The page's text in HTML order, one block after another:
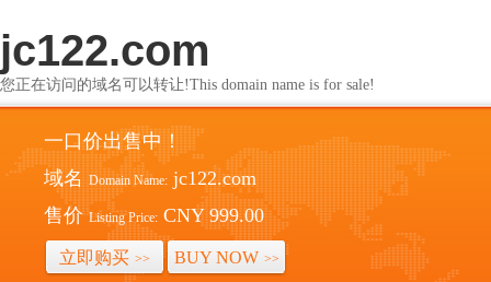
jc122.com
您正在访问的域名可以转让!This domain name is for sale!
一口价出售中！
域名 Domain Name: jc122.com
售价 Listing Price: CNY 999.00
立即购买 >> BUY NOW >>